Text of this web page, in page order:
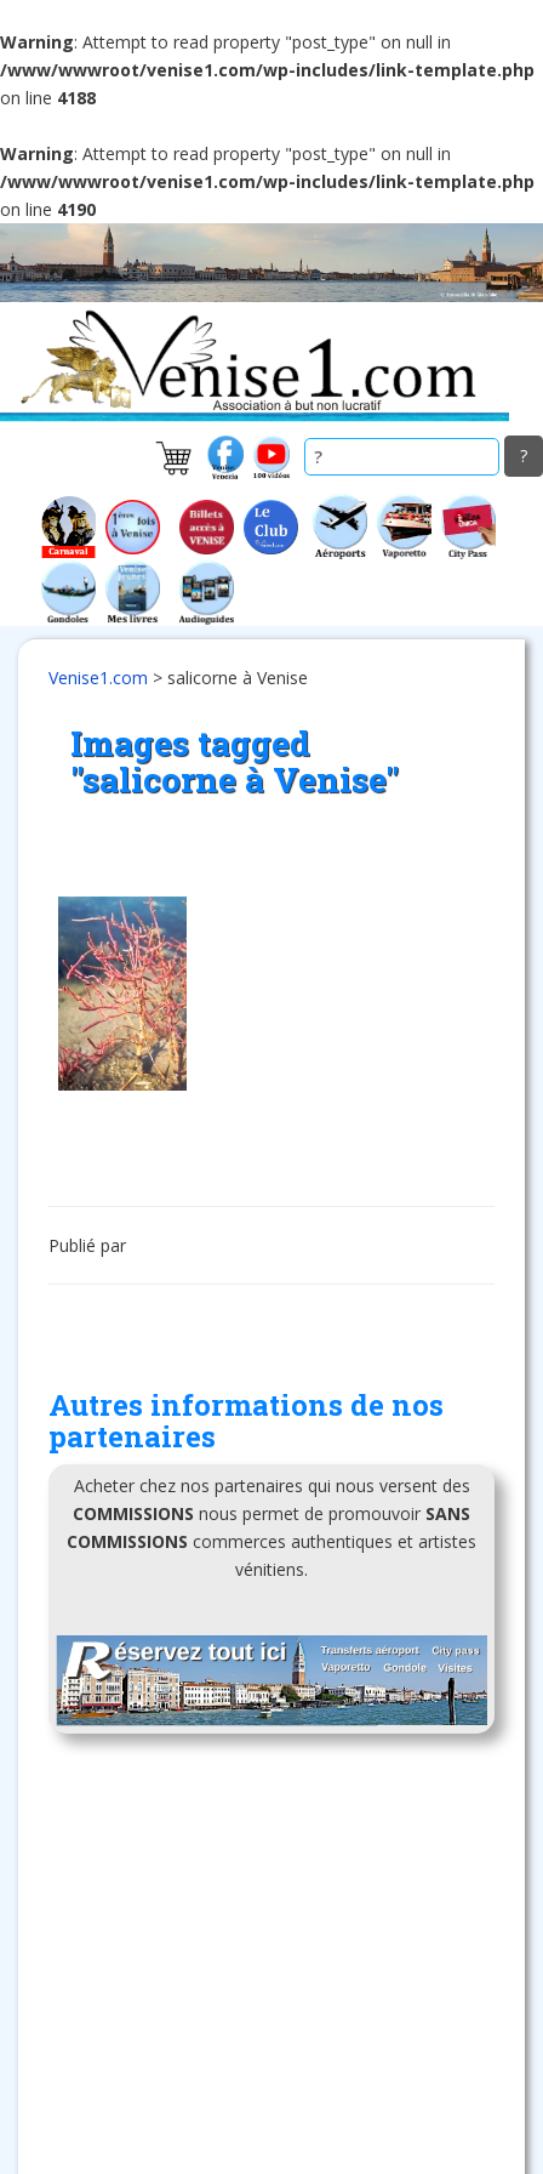
Warning: Attempt to read property "post_type" on null in
/www/wwwroot/venise1.com/wp-includes/link-template.php
on line 4188
Warning: Attempt to read property "post_type" on null in
/www/wwwroot/venise1.com/wp-includes/link-template.php
on line 4190
to
main
Venise1.com > salicorne à Venise
Images tagged
"salicorne à Venise"
Publié par
Autres informations de nos
partenaires
Acheter chez nos partenaires qui nous versent des
COMMISSIONS nous permet de promouvoir SANS
COMMISSIONS commerces authentiques et artistes
vénitiens.